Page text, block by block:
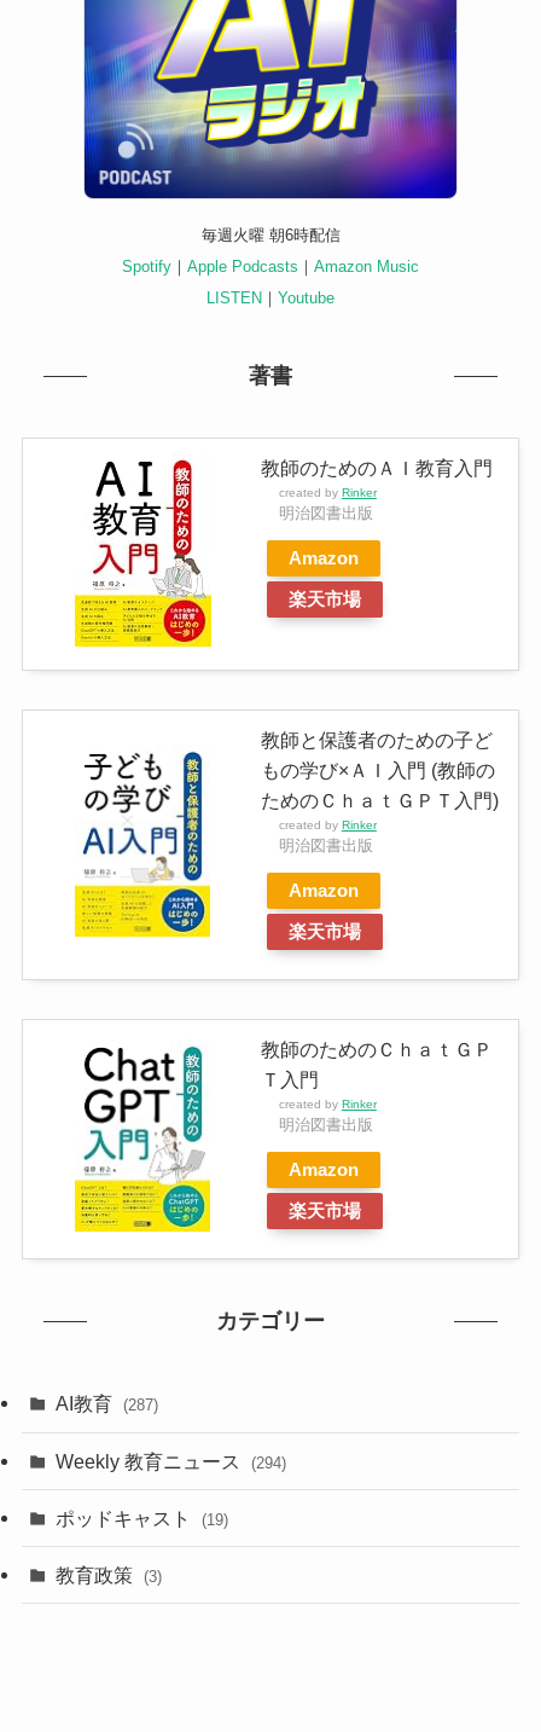
毎週火曜 朝6時配信
Spotify ｜ Apple Podcasts ｜ Amazon Music
LISTEN ｜ Youtube
著書
教師のためのＡＩ教育入門
created by Rinker
明治図書出版
Amazon
楽天市場
教師と保護者のための子ど
もの学び×ＡＩ入門 (教師の
ためのＣｈａｔＧＰＴ入門)
created by Rinker
明治図書出版
Amazon
楽天市場
教師のためのＣｈａｔＧＰ
Ｔ入門
created by Rinker
明治図書出版
Amazon
楽天市場
カテゴリー
AI教育 (287)
Weekly 教育ニュース (294)
ポッドキャスト (19)
教育政策 (3)